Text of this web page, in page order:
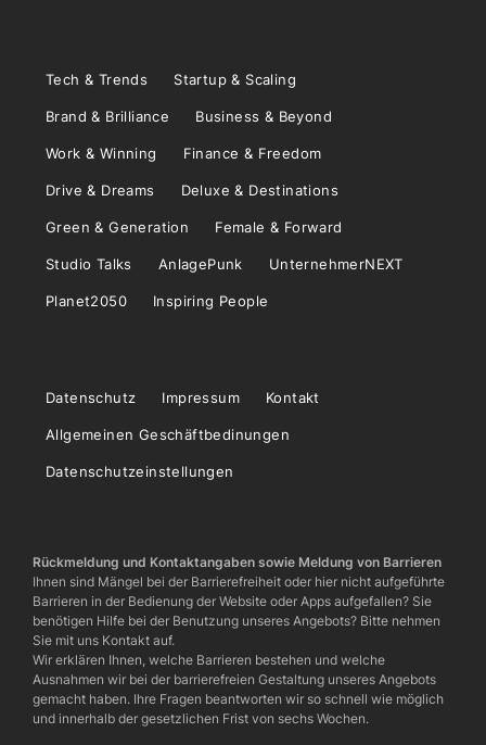
Tech & Trends Startup & Scaling
Brand & Brilliance Business & Beyond
Work & Winning Finance & Freedom
Drive & Dreams Deluxe & Destinations
Green & Generation Female & Forward
Studio Talks AnlagePunk UnternehmerNEXT
Planet2050 Inspiring People
Datenschutz Impressum Kontakt
Allgemeinen Geschäftbedinungen
Datenschutzeinstellungen
Rückmeldung und Kontaktangaben sowie Meldung von Barrieren
Ihnen sind Mängel bei der Barrierefreiheit oder hier nicht aufgeführte
Barrieren in der Bedienung der Website oder Apps aufgefallen? Sie
benötigen Hilfe bei der Benutzung unseres Angebots? Bitte nehmen
Sie mit uns Kontakt auf.
Wir erklären Ihnen, welche Barrieren bestehen und welche
Ausnahmen wir bei der barrierefreien Gestaltung unseres Angebots
gemacht haben. Ihre Fragen beantworten wir so schnell wie möglich
und innerhalb der gesetzlichen Frist von sechs Wochen.